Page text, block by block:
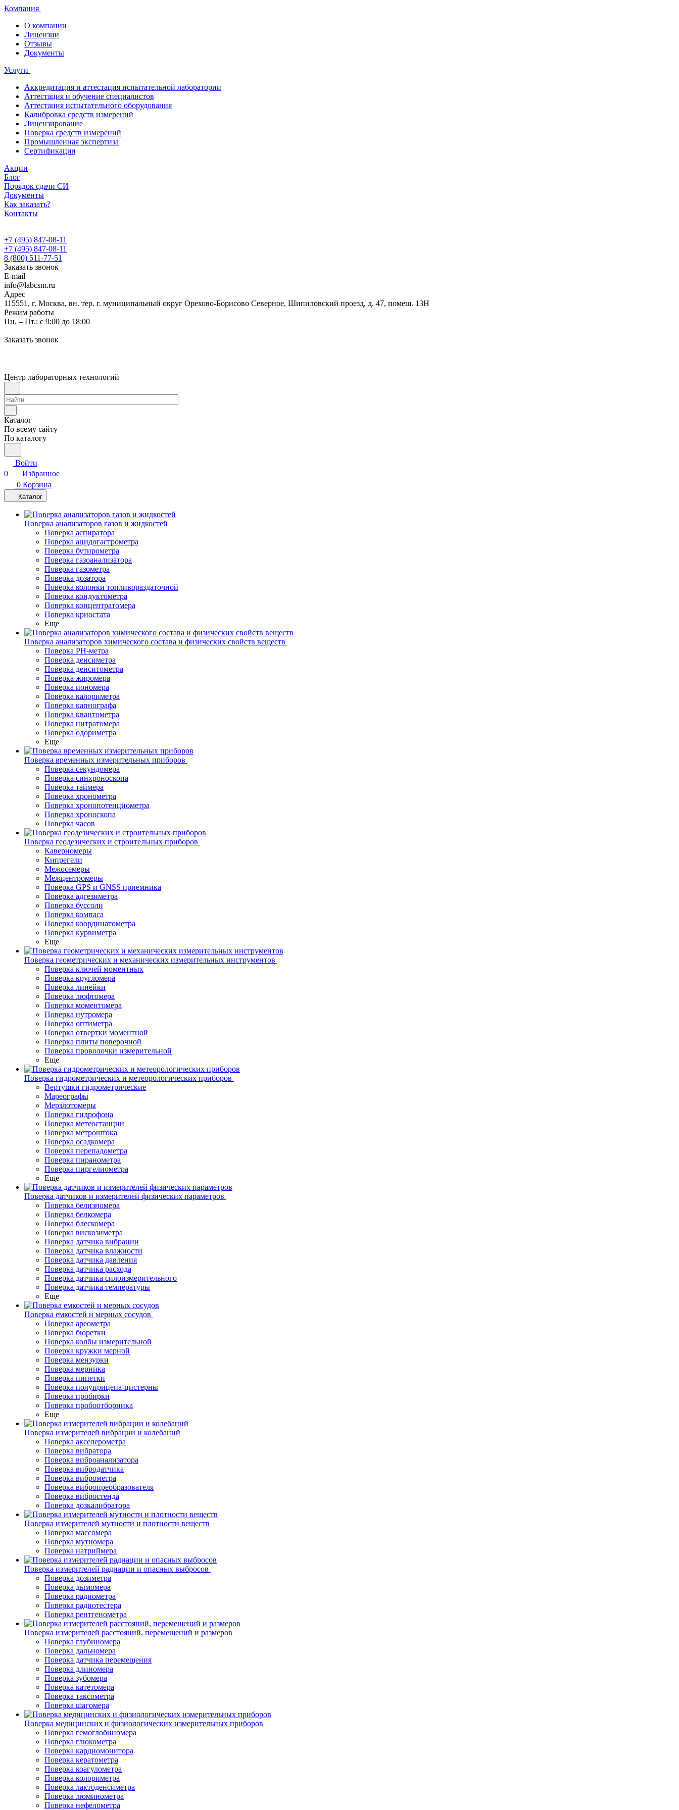
Компания
О компании
Лицензии
Отзывы
Документы
Услуги
Аккредитация и аттестация испытательной лаборатории
Аттестация и обучение специалистов
Аттестация испытательного оборудования
Калибровка средств измерений
Лицензирование
Поверка средств измерений
Промышленная экспертиза
Сертификация
Акции
Блог
Порядок сдачи СИ
Документы
Как заказать?
Контакты
+7 (495) 847-08-11
+7 (495) 847-08-11
8 (800) 511-77-51
Заказать звонок
E-mail
info@labcsm.ru
Адрес
115551, г. Москва, вн. тер. г. муниципальный округ Орехово-Борисово Северное, Шипиловский проезд, д. 47, помещ. 13Н
Режим работы
Пн. – Пт.: с 9:00 до 18:00
Заказать звонок
Центр лабораторных технологий
Каталог
По всему сайту
По каталогу
Войти
0
Избранное
0 Корзина
Каталог
Поверка анализаторов газов и жидкостей
Поверка аспиратора
Поверка ацидогастрометра
Поверка бутирометра
Поверка газоанализатора
Поверка газометра
Поверка дозатора
Поверка колонки топливораздаточной
Поверка кондуктометра
Поверка концентратомера
Поверка криостата
Еще
Поверка анализаторов химического состава и физических свойств веществ
Поверка PH-метра
Поверка денсиметра
Поверка денситометра
Поверка жиромера
Поверка иономера
Поверка калориметра
Поверка капнографа
Поверка квантометра
Поверка нитратомера
Поверка одориметра
Еще
Поверка временных измерительных приборов
Поверка секундомера
Поверка синхроноскопа
Поверка таймера
Поверка хронометра
Поверка хронопотенциометра
Поверка хроноскопа
Поверка часов
Поверка геодезических и строительных приборов
Каверномеры
Кипрегели
Межосемеры
Межцентромеры
Поверка GPS и GNSS приемника
Поверка адгезиметра
Поверка буссоли
Поверка компаса
Поверка координатометра
Поверка курвиметра
Еще
Поверка геометрических и механических измерительных инструментов
Поверка ключей моментных
Поверка кругломера
Поверка линейки
Поверка люфтомера
Поверка моментомера
Поверка нутромера
Поверка оптиметра
Поверка отвертки моментной
Поверка плиты поверочной
Поверка проволочки измерительной
Еще
Поверка гидрометрических и метеорологических приборов
Вертушки гидрометрические
Мареографы
Мерзлотомеры
Поверка гидрофона
Поверка метеостанции
Поверка метроштока
Поверка осадкомера
Поверка перепадометра
Поверка пиранометра
Поверка пиргелиометра
Еще
Поверка датчиков и измерителей физических параметров
Поверка белизномера
Поверка белкомера
Поверка блескомера
Поверка вискозиметра
Поверка датчика вибрации
Поверка датчика влажности
Поверка датчика давления
Поверка датчика расхода
Поверка датчика силоизмерительного
Поверка датчика температуры
Еще
Поверка емкостей и мерных сосудов
Поверка ареометра
Поверка бюретки
Поверка колбы измерительной
Поверка кружки мерной
Поверка мензурки
Поверка мерника
Поверка пипетки
Поверка полуприцепа-цистерны
Поверка пробирки
Поверка пробоотборника
Еще
Поверка измерителей вибрации и колебаний
Поверка акселерометра
Поверка вибратора
Поверка виброанализатора
Поверка вибродатчика
Поверка виброметра
Поверка вибропреобразователя
Поверка вибростенда
Поверка дозкалибратора
Поверка измерителей мутности и плотности веществ
Поверка массомера
Поверка мутномера
Поверка натриймера
Поверка измерителей радиации и опасных выбросов
Поверка дозиметра
Поверка дымомера
Поверка радиометра
Поверка радиотестера
Поверка рентгенометра
Поверка измерителей расстояний, перемещений и размеров
Поверка глубиномера
Поверка дальномера
Поверка датчика перемещения
Поверка длиномера
Поверка зубомера
Поверка катетомера
Поверка таксометра
Поверка шагомера
Поверка медицинских и физиологических измерительных приборов
Поверка гемоглобиномера
Поверка глюкометра
Поверка кардиомонитора
Поверка кератометра
Поверка коагулометра
Поверка колориметра
Поверка лактоденсиметра
Поверка люминометра
Поверка нефелометра